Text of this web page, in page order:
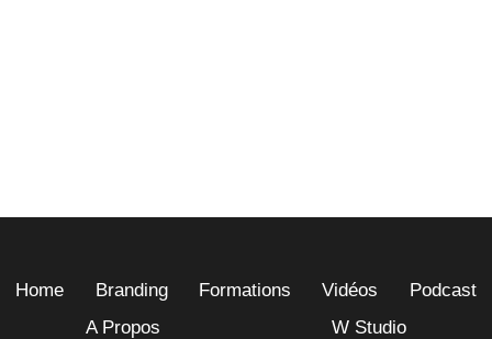
Home Branding Formations Vidéos
Podcast
A Propos
W Studio